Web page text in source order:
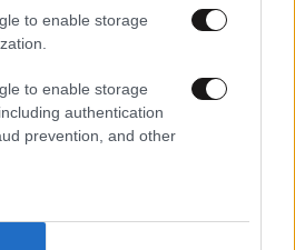
to enable storage
to enable storage
authentication
prevention, and other